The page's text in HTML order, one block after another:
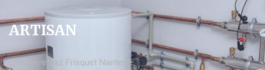
ARTISAN
chaudière gaz Frisquet Nanterre